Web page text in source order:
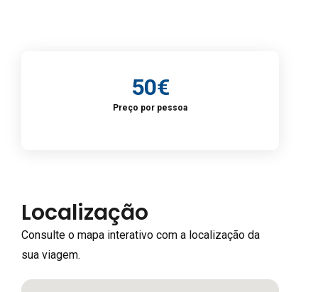
50€
Preço por pessoa
Localização
Consulte o mapa interativo com a localização da
sua viagem.